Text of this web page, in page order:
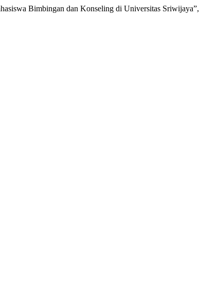
Bimbingan dan Konseling di Universitas Sriwijaya”,